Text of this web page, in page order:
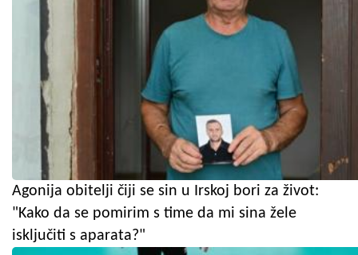
Agonija obitelji čiji se sin u Irskoj bori za život:
"Kako da se pomirim s time da mi sina žele
isključiti s aparata?"